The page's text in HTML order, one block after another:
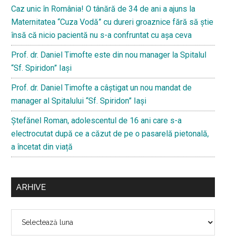
Caz unic în România! O tânără de 34 de ani a ajuns la
Maternitatea “Cuza Vodă” cu dureri groaznice fără să ştie
însă că nicio pacientă nu s-a confruntat cu așa ceva
Prof. dr. Daniel Timofte este din nou manager la Spitalul
“Sf. Spiridon” Iaşi
Prof. dr. Daniel Timofte a câștigat un nou mandat de
manager al Spitalului “Sf. Spiridon” Iași
Ştefănel Roman, adolescentul de 16 ani care s-a
electrocutat după ce a căzut de pe o pasarelă pietonală,
a încetat din viață
ARHIVE